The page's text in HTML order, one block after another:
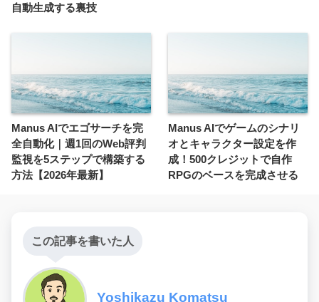
自動生成する裏技
Manus AIでエゴサーチを完
全自動化｜週1回のWeb評判
監視を5ステップで構築する
方法【2026年最新】
Manus AIでゲームのシナリ
オとキャラクター設定を作
成！500クレジットで自作
RPGのベースを完成させる
この記事を書いた人
Yoshikazu Komatsu